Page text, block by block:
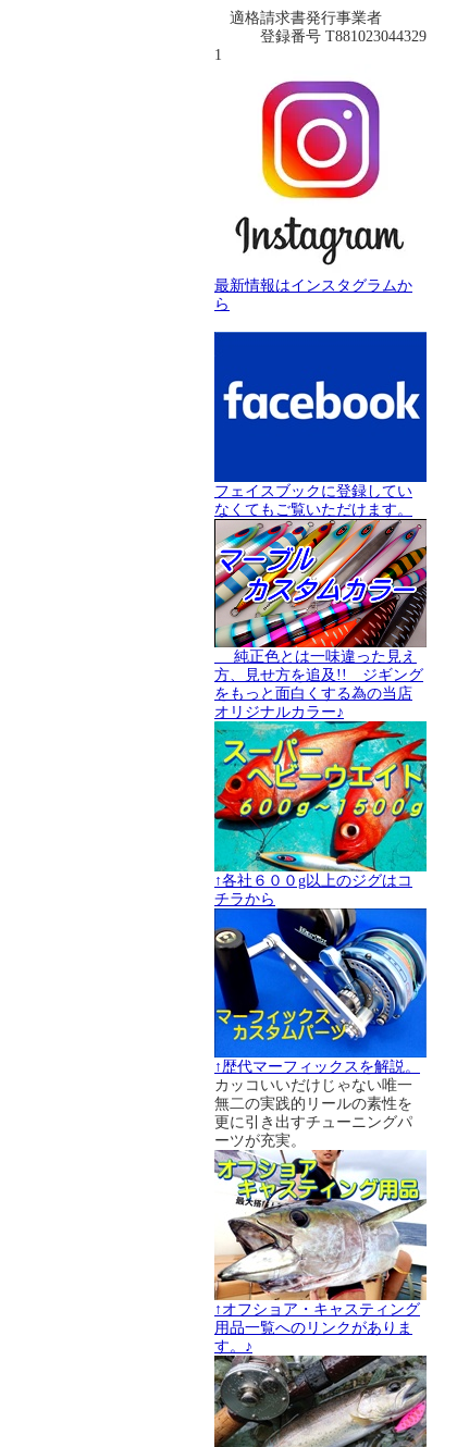
適格請求書発行事業者
登録番号 T881023044329
1
最新情報はインスタグラムか
ら
フェイスブックに登録してい
なくてもご覧いただけます。
純正色とは一味違った見え
方、見せ方を追及!! ジギング
をもっと面白くする為の当店
オリジナルカラー♪
↑各社６００g以上のジグはコ
チラから
↑歴代マーフィックスを解説。
カッコいいだけじゃない唯一
無二の実践的リールの素性を
更に引き出すチューニングパ
ーツが充実。
↑オフショア・キャスティング
用品一覧へのリンクがありま
す。♪